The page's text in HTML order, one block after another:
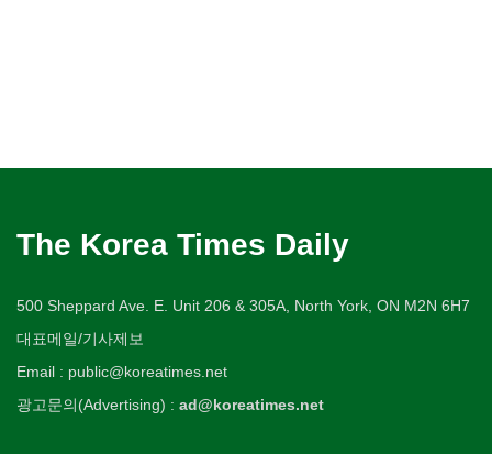
The Korea Times Daily
500 Sheppard Ave. E. Unit 206 & 305A, North York, ON M2N 6H7
대표메일/기사제보
Email : public@koreatimes.net
광고문의(Advertising) : ad@koreatimes.net